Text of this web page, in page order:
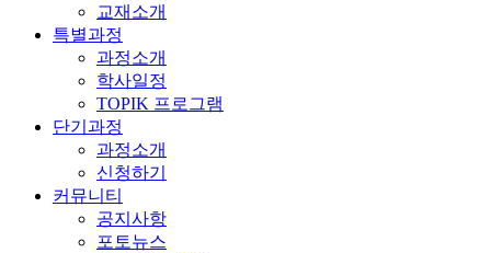
교재소개
특별과정
과정소개
학사일정
TOPIK 프로그램
단기과정
과정소개
신청하기
커뮤니티
공지사항
포토뉴스